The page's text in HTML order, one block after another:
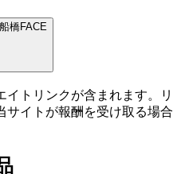
船橋FACE
トリンクが含まれます。リ
サイトが報酬を受け取る場合